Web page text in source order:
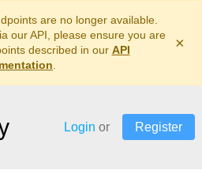
are no longer available.
our API, please ensure you are
described in our API
×
Login or Register